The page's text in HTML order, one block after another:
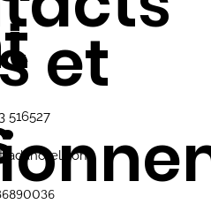
25
516527
et